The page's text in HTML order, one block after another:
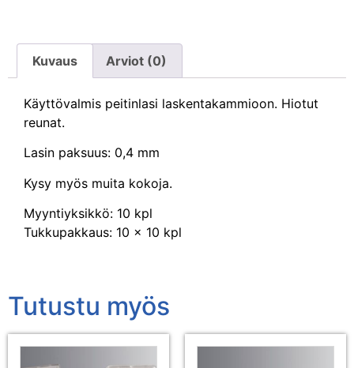
Kuvaus Arviot (0)
Käyttövalmis peitinlasi laskentakammioon. Hiotut
reunat.
Lasin paksuus: 0,4 mm
Kysy myös muita kokoja.
Myyntiyksikkö: 10 kpl
Tukkupakkaus: 10 x 10 kpl
Tutustu myös